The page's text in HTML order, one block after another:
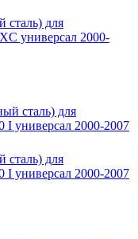
сталь) для
универсал 2000-
сталь) для
I универсал 2000-2007